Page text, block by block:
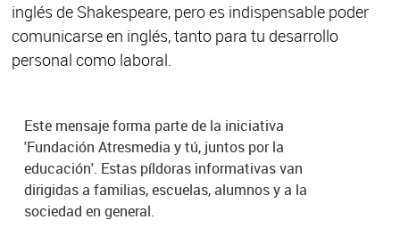
inglés de Shakespeare, pero es indispensable poder
comunicarse en inglés, tanto para tu desarrollo
personal como laboral.
Este mensaje forma parte de la iniciativa
'Fundación Atresmedia y tú, juntos por la
educación'. Estas píldoras informativas van
dirigidas a familias, escuelas, alumnos y a la
sociedad en general.